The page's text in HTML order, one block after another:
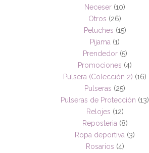
Neceser (10)
Otros (26)
Peluches (15)
Pijama (1)
Prendedor (5)
Promociones (4)
Pulsera (Colección 2) (16)
Pulseras (25)
Pulseras de Protección (13)
Relojes (12)
Reposteria (8)
Ropa deportiva (3)
Rosarios (4)